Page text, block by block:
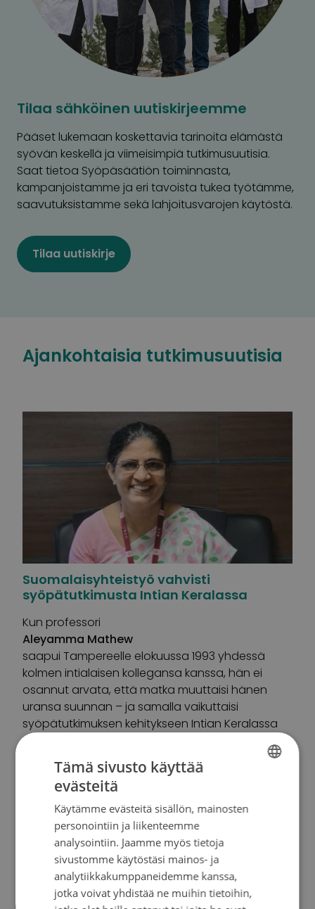
Tilaa sähköinen uutiskirjeemme
Pääset lukemaan koskettavia tarinoita elämästä
syövän keskellä ja viimeisimpiä tutkimusuutisia.
Saat tietoa Syöpäsäätiön toiminnasta,
kampanjoistamme ja eri tavoista tukea työtämme,
saavutuksistamme sekä lahjoitusvarojen käytöstä.
Tilaa uutiskirje
Ajankohtaisia tutkimusuutisia
Suomalaisyhteistyö vahvisti
syöpätutkimusta Intian Keralassa
Kun professori
Aleyamma Mathew
saapui Tampereelle elokuussa 1993 yhdessä
kolmen intialaisen kollegansa kanssa, hän ei
osannut arvata, että matka muuttaisi hänen
uransa suunnan – ja samalla vaikuttaisi
syöpätutkimuksen kehitykseen Intian Keralassa
vuosikymmeniksi eteenpäin.
SWEDISH
Tämä sivusto käyttää
evästeitä
Käytämme evästeitä sisällön, mainosten
personointiin ja liikenteemme
analysointiin. Jaamme myös tietoja
sivustomme käytöstäsi mainos- ja
analytiikkakumppaneidemme kanssa,
jotka voivat yhdistää ne muihin tietoihin,